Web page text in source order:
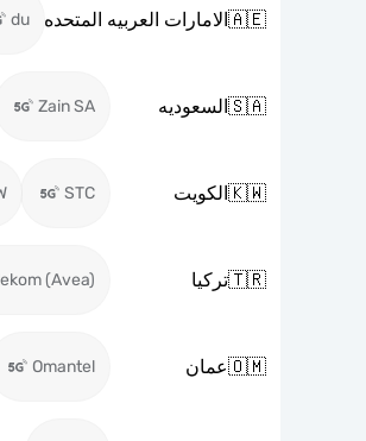
🇦🇪الامارات العربيه المتحده du
🇸🇦السعوديه Zain SA
🇰🇼الكويت STC
🇹🇷تركيا (Avea)
🇴🇲عمان Omantel